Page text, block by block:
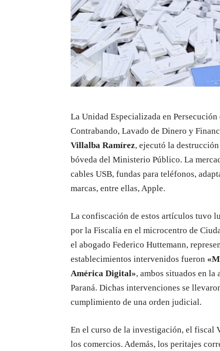
La Unidad Especializada en
Contrabando, Lavado de Dinero y
Villalba Ramírez, ejecutó la
bóveda del Ministerio Público. La
cables USB, fundas para teléfonos,
marcas, entre ellas, Apple.
La confiscación de estos artículos tuvo
por la Fiscalía en el microcentro de
el abogado Federico Huttemann,
establecimientos intervenidos fueron
América Digital», ambos situados en
Paraná. Dichas intervenciones se
cumplimiento de una orden judicial.
En el curso de la investigación, el fiscal
los comercios. Además, los peritajes